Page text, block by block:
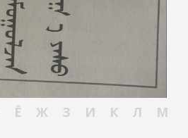
Ё Ж З И К Л
М